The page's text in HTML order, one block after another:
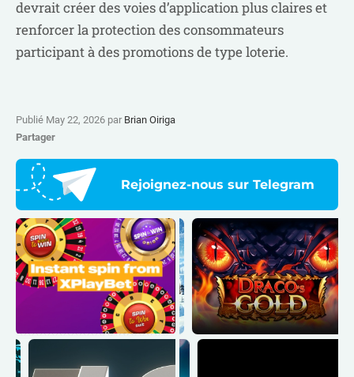
devrait créer des voies d’application plus claires et
renforcer la protection des consommateurs
participant à des promotions de type loterie.
Publié May 22, 2026 par Brian Oiriga
Partager
Rejoignez-nous sur Telegram